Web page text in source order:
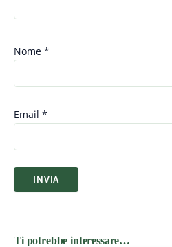
Nome *
Email *
Ti potrebbe interessare…